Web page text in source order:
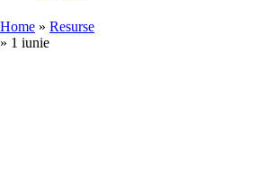
Home » Resurse
» 1 iunie